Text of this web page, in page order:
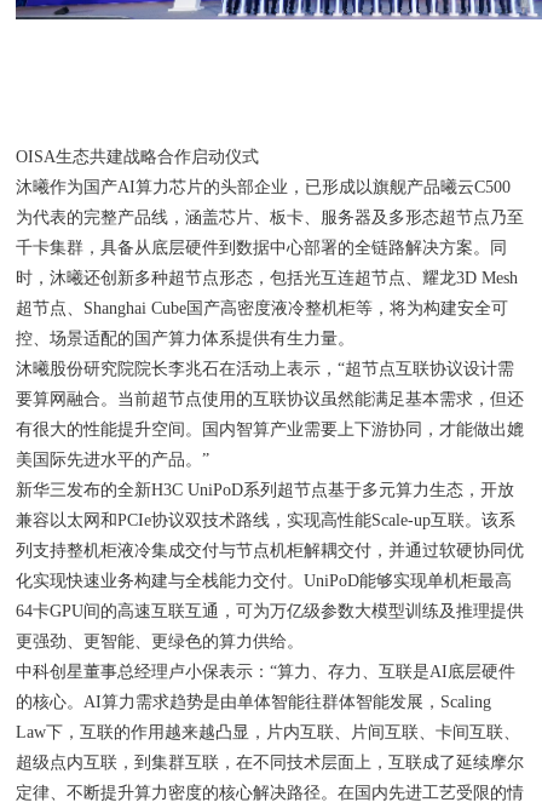
OISA生态共建战略合作启动仪式
沐曦作为国产AI算力芯片的头部企业，已形成以旗舰产品曦云C500
为代表的完整产品线，涵盖芯片、板卡、服务器及多形态超节点乃至
千卡集群，具备从底层硬件到数据中心部署的全链路解决方案。同
时，沐曦还创新多种超节点形态，包括光互连超节点、耀龙3D Mesh
超节点、Shanghai Cube国产高密度液冷整机柜等，将为构建安全可
控、场景适配的国产算力体系提供有生力量。
沐曦股份研究院院长李兆石在活动上表示，“超节点互联协议设计需
要算网融合。当前超节点使用的互联协议虽然能满足基本需求，但还
有很大的性能提升空间。国内智算产业需要上下游协同，才能做出媲
美国际先进水平的产品。”
新华三发布的全新H3C UniPoD系列超节点基于多元算力生态，开放
兼容以太网和PCIe协议双技术路线，实现高性能Scale-up互联。该系
列支持整机柜液冷集成交付与节点机柜解耦交付，并通过软硬协同优
化实现快速业务构建与全栈能力交付。UniPoD能够实现单机柜最高
64卡GPU间的高速互联互通，可为万亿级参数大模型训练及推理提供
更强劲、更智能、更绿色的算力供给。
中科创星董事总经理卢小保表示：“算力、存力、互联是AI底层硬件
的核心。AI算力需求趋势是由单体智能往群体智能发展，Scaling
Law下，互联的作用越来越凸显，片内互联、片间互联、卡间互联、
超级点内互联，到集群互联，在不同技术层面上，互联成了延续摩尔
定律、不断提升算力密度的核心解决路径。在国内先进工艺受限的情